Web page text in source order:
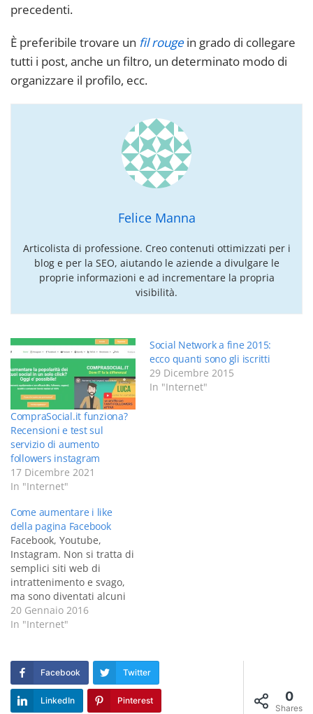
precedenti.
È preferibile trovare un fil rougein grado di collegare
tutti i post, anche un filtro, un determinato modo di
organizzare il profilo, ecc.
Felice Manna
Articolista di professione. Creo contenuti ottimizzati per i
blog e per la SEO, aiutando le aziende a divulgare le
proprie informazioni e ad incrementare la propria
visibilità.
CompraSocial.it funziona?
Recensioni e test sul
servizio di aumento
followers instagram
17 Dicembre 2021
In "Internet"
Social Network a fine 2015:
ecco quanti sono gli iscritti
29 Dicembre 2015
In "Internet"
Come aumentare i like
della pagina Facebook
Facebook, Youtube,
Instagram. Non si tratta di
semplici siti web di
intrattenimento e svago,
ma sono diventati alcuni
dei canali di marketing
più importanti e visitati in
ha assunto aumentare i
like Facebook, le
visualizzazioni Youtube o i
follower di Instagram. Non
20 Gennaio 2016
In "Internet"
0
Shares
Facebook Twitter
LinkedIn Pinterest